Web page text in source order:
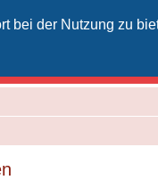
bei der Nutzung zu